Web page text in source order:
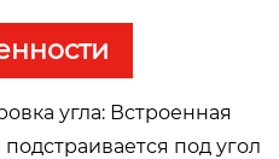
угла: Встроенная
под угол